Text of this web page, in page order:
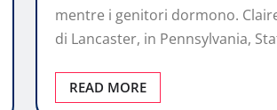
mentre i genitori dormono.
di Lancaster, in Pennsylvania,
READ MORE